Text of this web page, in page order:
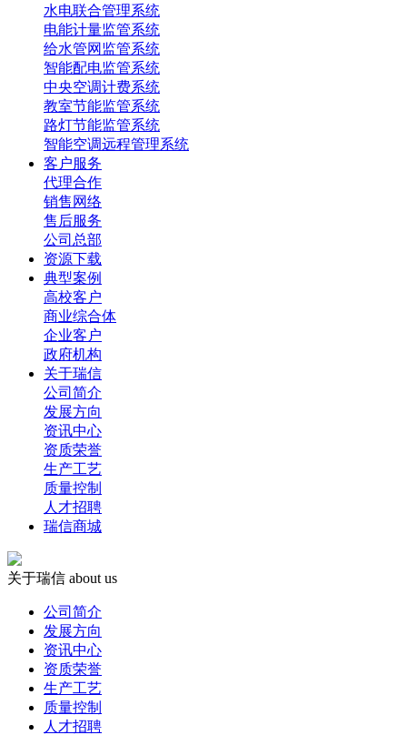
水电联合管理系统
电能计量监管系统
给水管网监管系统
智能配电监管系统
中央空调计费系统
教室节能监管系统
路灯节能监管系统
智能空调远程管理系统
客户服务
代理合作
销售网络
售后服务
公司总部
资源下载
典型案例
高校客户
商业综合体
企业客户
政府机构
关于瑞信
公司简介
发展方向
资讯中心
资质荣誉
生产工艺
质量控制
人才招聘
瑞信商城
关于瑞信 about us
公司简介
发展方向
资讯中心
资质荣誉
生产工艺
质量控制
人才招聘